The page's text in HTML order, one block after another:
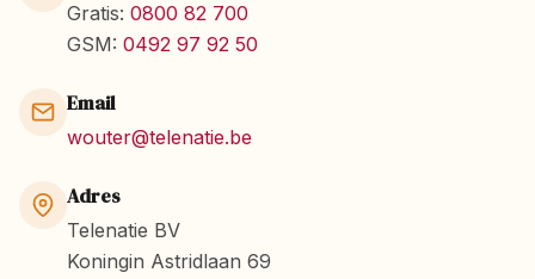
Gratis: 0800 82 700
GSM: 0492 97 92 50
Email
wouter@telenatie.be
Adres
Telenatie BV
Koningin Astridlaan 69